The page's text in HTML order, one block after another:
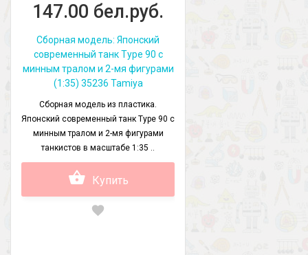
147.00 бел.руб.
Сборная модель: Японский
современный танк Type 90 с
минным тралом и 2-мя фигурами
(1:35) 35236 Tamiya
Сборная модель из пластика.
Японский современный танк Type 90 с
минным тралом и 2-мя фигурами
танкистов в масштабе 1:35 ..
Купить